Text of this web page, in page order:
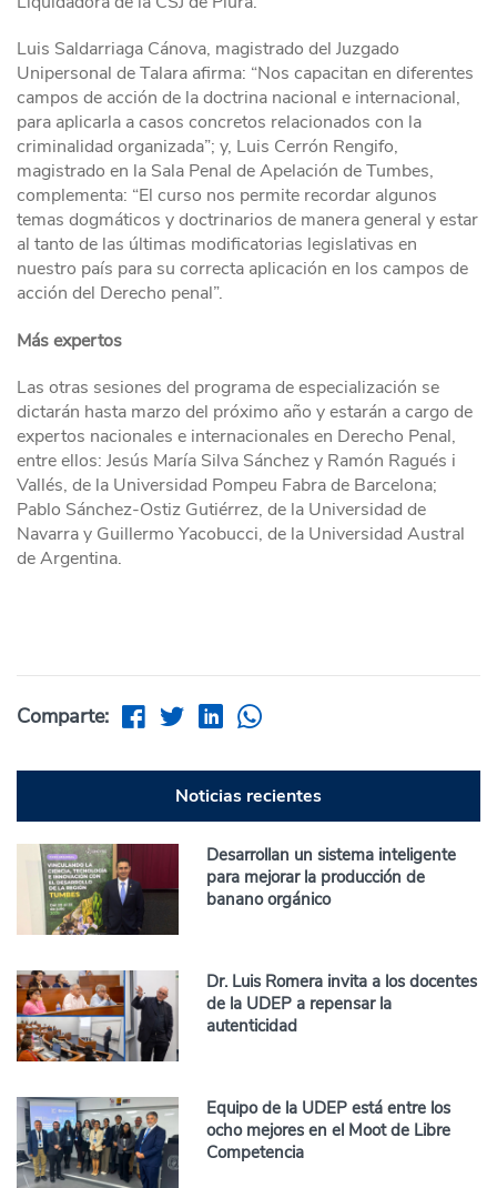
Luis Saldarriaga Cánova, magistrado del Juzgado
Unipersonal de Talara afirma: “Nos capacitan en diferentes
campos de acción de la doctrina nacional e internacional,
para aplicarla a casos concretos relacionados con la
criminalidad organizada”; y, Luis Cerrón Rengifo,
magistrado en la Sala Penal de Apelación de Tumbes,
complementa: “El curso nos permite recordar algunos
temas dogmáticos y doctrinarios de manera general y estar
al tanto de las últimas modificatorias legislativas en
nuestro país para su correcta aplicación en los campos de
acción del Derecho penal”.
Más expertos
Las otras sesiones del programa de especialización se
dictarán hasta marzo del próximo año y estarán a cargo de
expertos nacionales e internacionales en Derecho Penal,
entre ellos: Jesús María Silva Sánchez y Ramón Ragués i
Vallés, de la Universidad Pompeu Fabra de Barcelona;
Pablo Sánchez-Ostiz Gutiérrez, de la Universidad de
Navarra y Guillermo Yacobucci, de la Universidad Austral
de Argentina.
Comparte:
Noticias recientes
Desarrollan un sistema inteligente
para mejorar la producción de
banano orgánico
Dr. Luis Romera invita a los docentes
de la UDEP a repensar la
autenticidad
Equipo de la UDEP está entre los
ocho mejores en el Moot de Libre
Competencia